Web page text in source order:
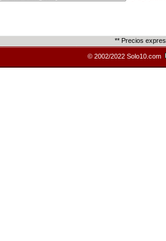
** Precios
© 2002/2022 Solo10.com